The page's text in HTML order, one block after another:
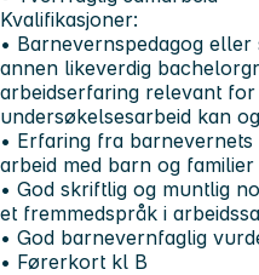
Kvalifikasjoner:
• Barnevernspedagog
annen likeverdig
arbeidserfaring relevant
undersøkelsesarbeid kan
• Erfaring fra
arbeid med barn og
• God skriftlig og muntlig
et fremmedspråk i
• God barnevernfaglig
• Førerkort kl B